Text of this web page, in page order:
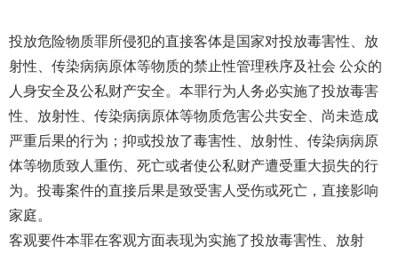
投放危险物质罪所侵犯的直接客体是国家对投放毒害性、放
射性、传染病病原体等物质的禁止性管理秩序及社会 公众的
人身安全及公私财产安全。本罪行为人务必实施了投放毒害
性、放射性、传染病病原体等物质危害公共安全、尚未造成
严重后果的行为；抑或投放了毒害性、放射性、传染病病原
体等物质致人重伤、死亡或者使公私财产遭受重大损失的行
为。投毒案件的直接后果是致受害人受伤或死亡，直接影响
家庭。
客观要件本罪在客观方面表现为实施了投放毒害性、放射